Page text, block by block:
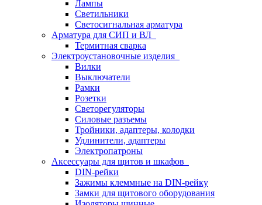
Лампы
Светильники
Светосигнальная арматура
Арматура для СИП и ВЛ
Термитная сварка
Электроустановочные изделия
Вилки
Выключатели
Рамки
Розетки
Светорегуляторы
Силовые разъемы
Тройники, адаптеры, колодки
Удлинители, адаптеры
Электропатроны
Аксессуары для щитов и шкафов
DIN-рейки
Зажимы клеммные на DIN-рейку
Замки для щитового оборудования